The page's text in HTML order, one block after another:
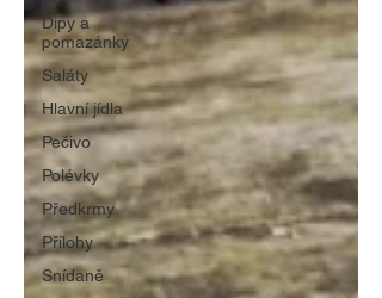
Dipy a
pomazánky
Saláty
Hlavní jídla
Pečivo
Polévky
Předkrmy
Přílohy
Snídaně